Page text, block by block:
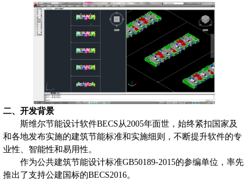
二、开发背景
斯维尔节能设计软件BECS 从 2005年面世，始终紧扣国家及
和各地发布实施的建筑节能标准和实施细则，不断提升软件的专
业性、智能性和易用性。
作为公共建筑节能设计标准GB50189-2015的参编单位，率先
推出了支持公建国标的BECS2016。